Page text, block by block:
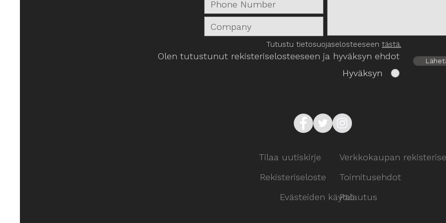
Tutustu tietosuojaselosteeseen tästä.
Olen tutustunut rekisteriselosteeseen ja hyväksyn ehdot
Hyväksyn
Tilaa uutiskirje
Verkkokaupan
Rekisteriseloste
Toimitusehdot
Evästeiden käyttöPalautus